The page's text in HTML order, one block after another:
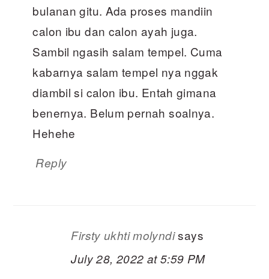
bulanan gitu. Ada proses mandiin
calon ibu dan calon ayah juga.
Sambil ngasih salam tempel. Cuma
kabarnya salam tempel nya nggak
diambil si calon ibu. Entah gimana
benernya. Belum pernah soalnya.
Hehehe
Reply
Firsty ukhti molyndi says
July 28, 2022 at 5:59 PM